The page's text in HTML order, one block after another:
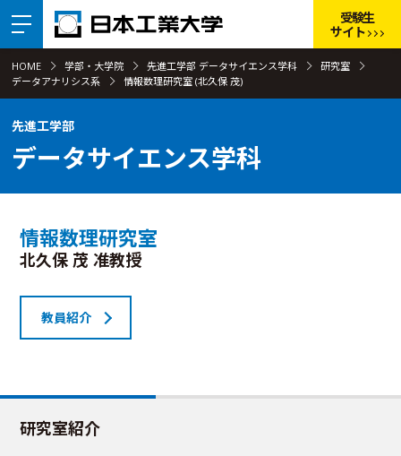
受験生
サイト
HOME 学部・大学院 先進工学部 データサイエンス学科
研究室
データアナリシス系
情報数理研究室 (北久保 茂)
先進工学部
データサイエンス学科
情報数理研究室
北久保 茂 准教授
教員紹介
研究室紹介